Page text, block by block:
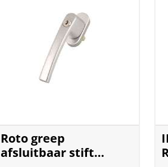
Roto greep
afsluitbaar stift